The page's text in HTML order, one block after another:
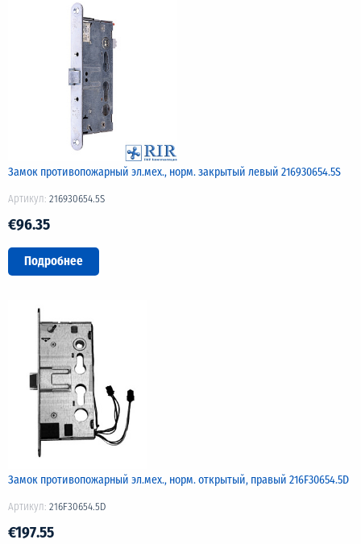
Замок противопожарный эл.мех., норм. закрытый левый 216930654.5S
Артикул: 216930654.5S
€96.35
Подробнее
Замок противопожарный эл.мех., норм. открытый, правый 216F30654.5D
Артикул: 216F30654.5D
€197.55